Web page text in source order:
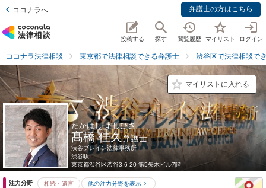
ココナラへ 弁護士の方はこちら
投稿する 探す 閲覧履歴 マイリスト ログイン
ココナラ法律相談 東京都で法律相談できる弁護士 渋谷区で法律相談で
マイリストに入れる
たかはし よしひさ
髙橋 佳久弁護士
渋谷ブレイン法律事務所
渋谷駅
東京都渋谷区渋谷3-6-20 第5矢木ビル7階
注力分野 相続・遺言 他の注力分野を表示